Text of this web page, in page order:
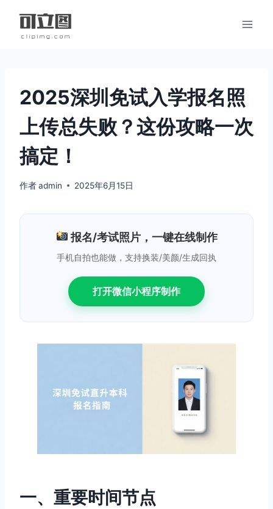
2025深圳免试入学报名照
上传总失败？这份攻略一次
搞定！
作者admin 2025年6月15日
报名/考试照片，一键在线制作
手机自拍也能做，支持换装/美颜/生成回执
打开微信小程序制作
一、重要时间节点